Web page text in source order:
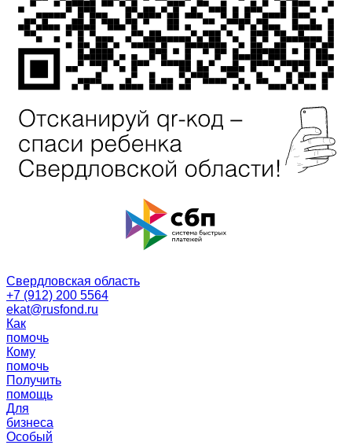
Свердловская область
+7 (912) 200 5564
ekat@rusfond.ru
Как
помочь
Кому
помочь
Получить
помощь
Для
бизнеса
Особый